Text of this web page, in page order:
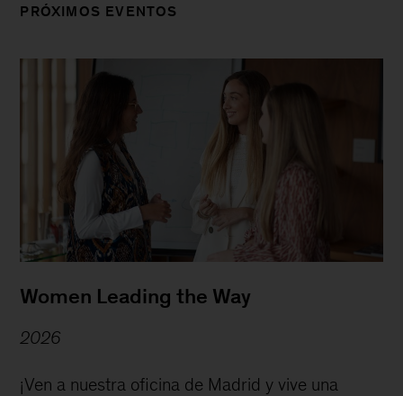
PRÓXIMOS EVENTOS
Women Leading the Way
2026
¡Ven a nuestra oficina de Madrid y vive una